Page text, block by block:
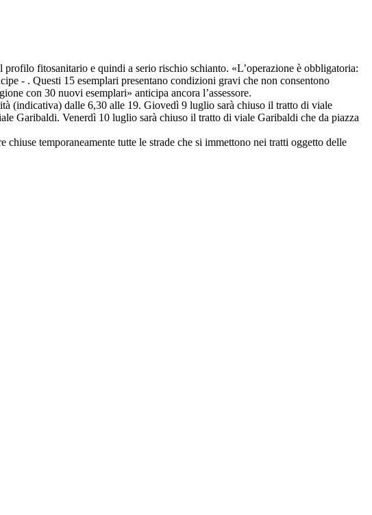
fitosanitario e quindi a serio rischio schianto. «L’operazione è obbligatoria:
- . Questi 15 esemplari presentano condizioni gravi che non consentono
con 30 nuovi esemplari» anticipa ancora l’assessore.
(indicativa) dalle 6,30 alle 19. Giovedì 9 luglio sarà chiuso il tratto di viale
Garibaldi. Venerdì 10 luglio sarà chiuso il tratto di viale Garibaldi che da piazza
temporaneamente tutte le strade che si immettono nei tratti oggetto delle